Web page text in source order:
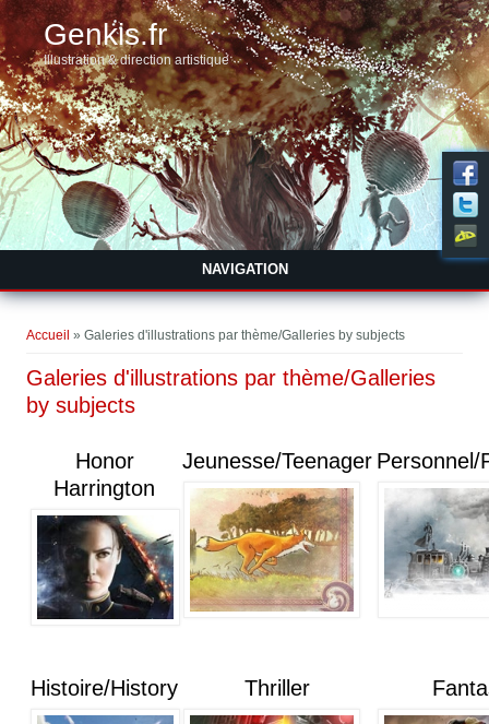
Genkis.fr
Illustration & direction artistique
NAVIGATION
Accueil » Galeries d'illustrations par thème/Galleries by subjects
Galeries d'illustrations par thème/Galleries
by subjects
Honor
Harrington
Jeunesse/Teenager Personnel/
Histoire/History Thriller